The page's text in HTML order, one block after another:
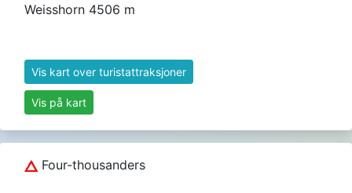
Weisshorn 4506 m
Vis kart over turistattraksjoner
Vis på kart
Four-thousanders